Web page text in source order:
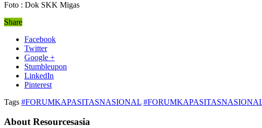
Foto : Dok SKK Migas
Share
Facebook
Twitter
Google +
Stumbleupon
LinkedIn
Pinterest
Tags #FORUMKAPASITASNASIONAL
About Resourcesasia